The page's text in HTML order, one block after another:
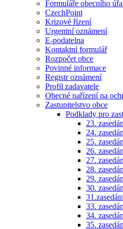
Formuláře obecního
CzechPoint
Krizové řízení
Urgentní oznámení
E-podatelna
Kontaktní formulář
Rozpočet obce
Povinné informace
Registr oznámení
Profil zadavatele
Obecné nařízení na
Zastupitelstvo obce
Podklady pro
23.
24.
25.
26.
27.
28.
29.
30.
33.
34.
35.